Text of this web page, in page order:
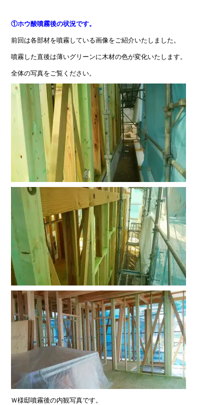
①ホウ酸噴霧後の状況です。
前回は各部材を噴霧している画像をご紹介いたしました。
噴霧した直後は薄いグリーンに木材の色が変化いたします。
全体の写真をご覧ください。
Ｗ様邸噴霧後の内観写真です。